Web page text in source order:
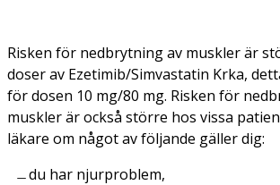
Risken för nedbrytning av muskler är
doser av Ezetimib/Simvastatin Krka,
för dosen 10 mg/80 mg. Risken för
muskler är också större hos vissa
läkare om något av följande gäller dig:
du har njurproblem,